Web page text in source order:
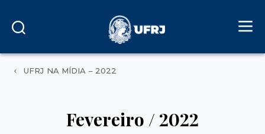
UFRJ NA MÍDIA – 2022
Fevereiro / 2022